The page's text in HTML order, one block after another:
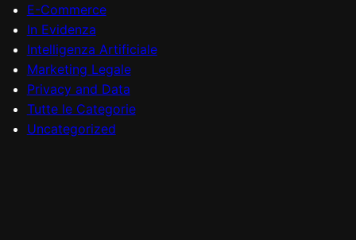
E-Commerce
In Evidenza
Intelligenza Artificiale
Marketing Legale
Privacy and Data
Tutte le Categorie
Uncategorized